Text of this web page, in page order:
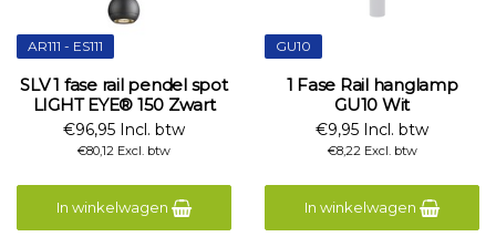
AR111 - ES111
SLV 1 fase rail pendel spot
LIGHT EYE® 150 Zwart
€96,95 Incl. btw
€80,12 Excl. btw
In winkelwagen
GU10
1 Fase Rail hanglamp
GU10 Wit
€9,95 Incl. btw
€8,22 Excl. btw
In winkelwagen